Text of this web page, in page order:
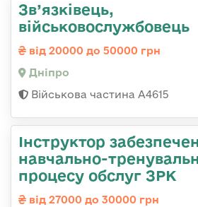
Зв’язківець,
військовослужбовець
від 20000 до 50000 грн
Дніпро
Військова частина А4615
Інструктор
навчально-
процесу обслуг ЗРК
від 27000 до 30000 грн